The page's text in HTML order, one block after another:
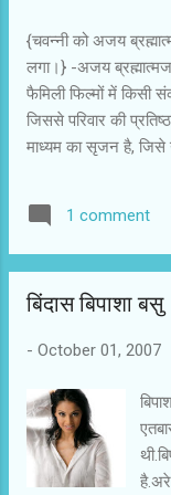
{चवन्नी को अजय
लगा।} -अजय ब्रह्मात्मज
फैमिली फिल्मों में किसी
जिससे परिवार की
माध्यम का सृजन है, जिसे
इस माध्यम के प्रति
शौक नहीं था और वह
59सालों के बाद उसी
है। किशोर और युवा
सामाजिक व्यवहार में
आधुनिकता से उन्हें परहेज
1 comment
बिंदास बिपाशा बसु
- October 01, 2007